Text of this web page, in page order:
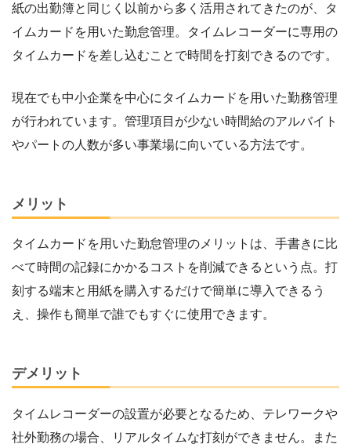
紙の出勤簿と同じく以前から多く活用されてきたのが、タ
イムカードを用いた勤怠管理。タイムレコーダーに専用の
タイムカードを差し込むことで時間を打刻できるのです。
現在でも中小企業を中心にタイムカードを用いた勤務管理
が行われています。管理項目が少ない時間給のアルバイト
やパートの人数が多い事業場に向いている方法です。
メリット
タイムカードを用いた勤怠管理のメリットは、手書きに比
べて時間の記録にかかるコストを削減できるという点。打
刻する端末と用紙を購入するだけで簡単に導入できるう
え、操作も簡単で誰でもすぐに使用できます。
デメリット
タイムレコーダーの設置が必要となるため、テレワークや
社外勤務の場合、リアルタイムな打刻ができません。また